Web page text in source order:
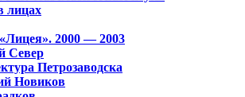
лицах
2000 — 2003
Север
Петрозаводска
Новиков